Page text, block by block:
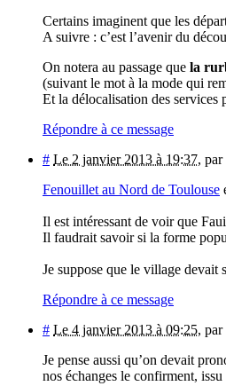
Certains imaginent que les
A suivre : c’est l’avenir du
On notera au passage que la
(suivant le mot à la mode qui
Et la délocalisation des services
Répondre à ce message
# Le 2 janvier 2013 à 19:37, par
Fenouillet au Nord de Toulouse
Il est intéressant de voir que
Il faudrait savoir si la forme
Je suppose que le village
Répondre à ce message
# Le 4 janvier 2013 à 09:25, par
Je pense aussi qu’on devait
nos échanges le confirment,